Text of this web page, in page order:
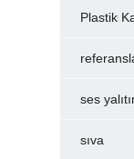
Plastik
ses
sıva